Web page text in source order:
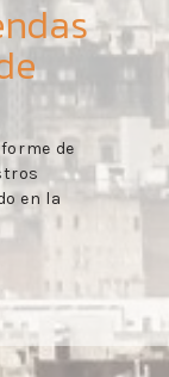
de
en la